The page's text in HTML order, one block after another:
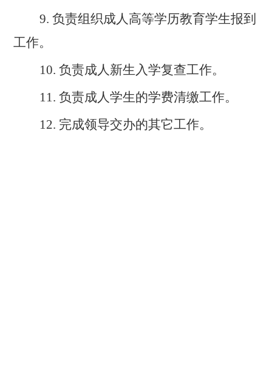
9.负责组织成人高等学历教育学生报到
工作。
10.负责成人新生入学复查工作。
11.负责成人学生的学费清缴工作。
12. 完成领导交办的其它工作。